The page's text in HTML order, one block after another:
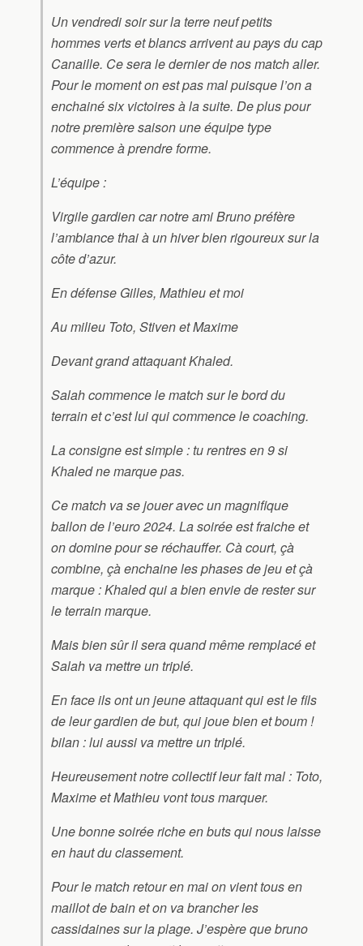
Un vendredi soir sur la terre neuf petits
hommes verts et blancs arrivent au pays du cap
Canaille. Ce sera le dernier de nos match aller.
Pour le moment on est pas mal puisque l’on a
enchainé six victoires à la suite. De plus pour
notre première saison une équipe type
commence à prendre forme.
L’équipe :
Virgile gardien car notre ami Bruno préfère
l’ambiance thai à un hiver bien rigoureux sur la
côte d’azur.
En défense Gilles, Mathieu et moi
Au milieu Toto, Stiven et Maxime
Devant grand attaquant Khaled.
Salah commence le match sur le bord du
terrain et c’est lui qui commence le coaching.
La consigne est simple : tu rentres en 9 si
Khaled ne marque pas.
Ce match va se jouer avec un magnifique
ballon de l’euro 2024. La soirée est fraiche et
on domine pour se réchauffer. Cà court, çà
combine, çà enchaine les phases de jeu et çà
marque : Khaled qui a bien envie de rester sur
le terrain marque.
Mais bien sûr il sera quand même remplacé et
Salah va mettre un triplé.
En face ils ont un jeune attaquant qui est le fils
de leur gardien de but, qui joue bien et boum !
bilan : lui aussi va mettre un triplé.
Heureusement notre collectif leur fait mal : Toto,
Maxime et Mathieu vont tous marquer.
Une bonne soirée riche en buts qui nous laisse
en haut du classement.
Pour le match retour en mai on vient tous en
maillot de bain et on va brancher les
cassidaines sur la plage. J’espère que bruno